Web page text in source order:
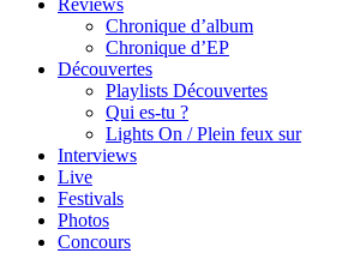
Reviews
Chronique d’album
Chronique d’EP
Découvertes
Playlists Découvertes
Qui es-tu ?
Lights On / Plein feux sur
Interviews
Live
Festivals
Photos
Concours